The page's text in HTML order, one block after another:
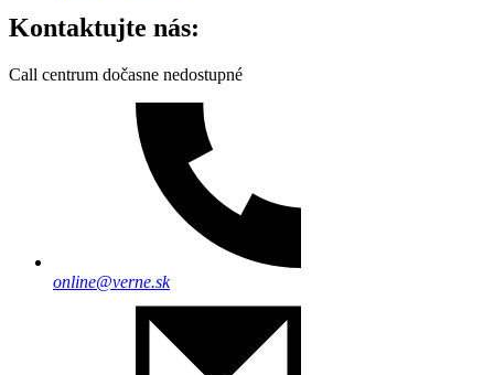
Kontaktujte nás:
Call centrum dočasne nedostupné
online@verne.sk